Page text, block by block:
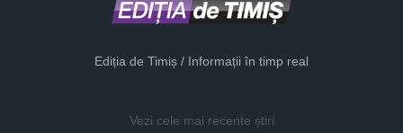
Ediția de Timiș / Informații în timp real
Vezi cele mai recente știri